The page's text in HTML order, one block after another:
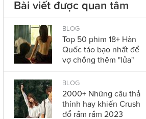
Bài viết được quan tâm
BLOG
Top 50 phim 18+ Hàn
Quốc táo bạo nhất để
vợ chồng thêm "lửa"
BLOG
2000+ Những câu thả
thính hay khiến Crush
đổ rầm rầm 2023